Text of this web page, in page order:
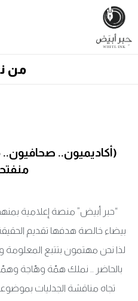
من
(أكاديميون..
“حبر أبيض” منصة إعلامية
بيضاء خالصة هدفها تقديم
لذا نحن مهتمون بتتبع المعلومة
بالحاضر .. نملك همّة وهّاجة
تجاه مناقشة الجدليات